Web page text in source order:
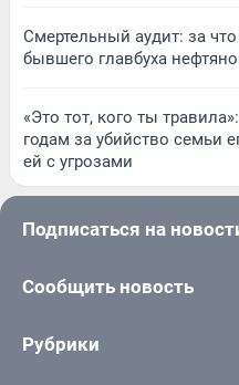
Смертельный аудит: за
бывшего главбуха
«Это тот, кого ты
годам за убийство семьи
ей с угрозами
Подписаться на
Сообщить новость
Рубрики